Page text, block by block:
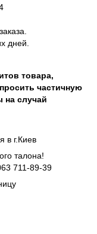
дней.
товара,
частичную
на случай
в г.Киев
талона!
711-89-39